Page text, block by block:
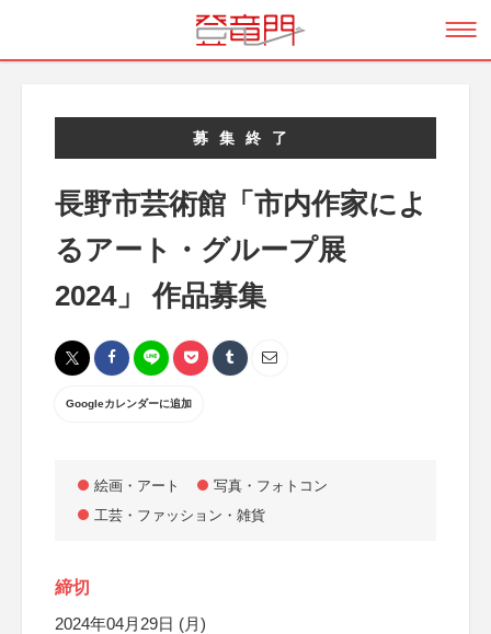
募集終了
長野市芸術館「市内作家によ
るアート・グループ展
2024」 作品募集
Googleカレンダーに追加
絵画・アート
写真・フォトコン
工芸・ファッション・雑貨
締切
2024年04月29日 (月)